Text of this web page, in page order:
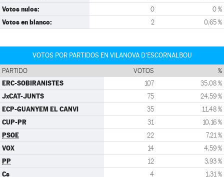
Votos nulos: 0 0 %
Votos en blanco: 2 0,65 %
VOTOS POR PARTIDOS EN VILANOVA D'ESCORNALBOU
PARTIDO VOTOS %
ERC-SOBIRANISTES 107 35,08 %
JxCAT-JUNTS 75 24,59 %
ECP-GUANYEM EL CANVI 35 11,48 %
CUP-PR 31 10,16 %
PSOE 22 7,21 %
VOX 14 4,59 %
PP 12 3,93 %
Cs 4 1,31 %